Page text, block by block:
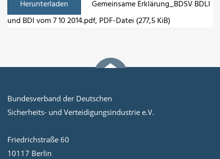
Herunterladen
Gemeinsame Erklärung_BDSV BDLI
und BDI vom 7 10 2014.pdf, PDF-Datei (277,5 KiB)
Bundesverband der Deutschen
Sicherheits- und Verteidigungsindustrie e.V.
Friedrichstraße 60
10117 Berlin